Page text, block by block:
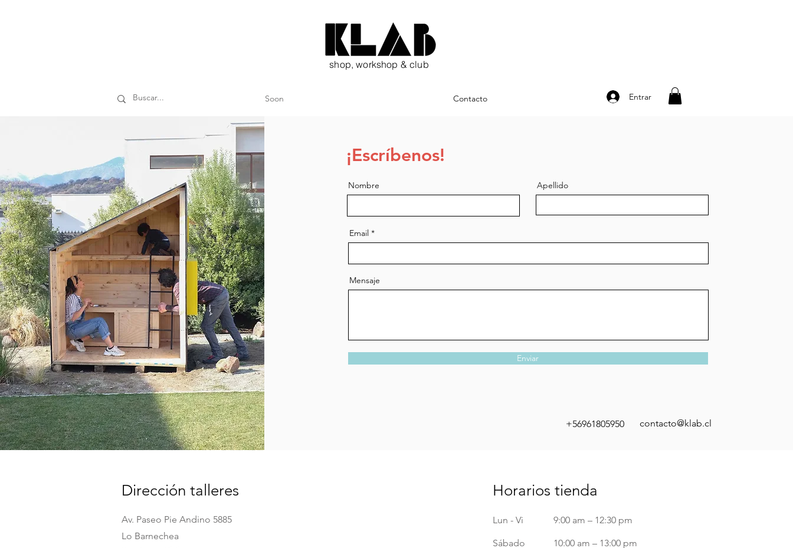
shop, workshop & club
Soon Contacto Entrar
¡Escríbenos!
Nombre Apellido
Email
Mensaje
Enviar
+56961805950 contacto@klab.cl
Dirección talleres
Av. Paseo Pie Andino 5885
Lo Barnechea
Horarios tienda
Lun - Vi 9:00 am – 12:30 pm
Sábado
10:00 am – 13:00 pm